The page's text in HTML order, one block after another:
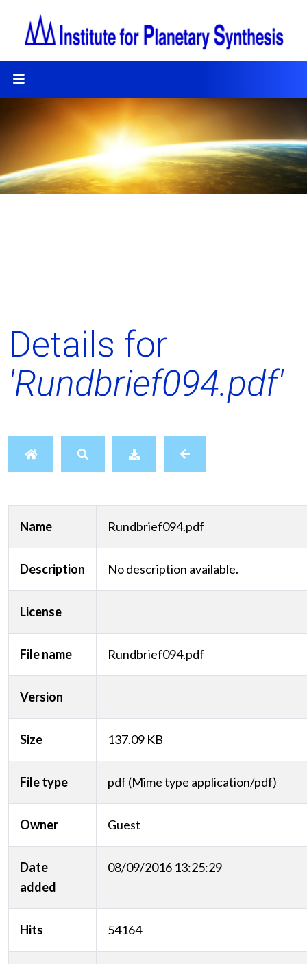
Details for
'Rundbrief094.pdf'
Name Rundbrief094.pdf
Description No description available.
License
File name Rundbrief094.pdf
Version
Size 137.09 KB
File type pdf (Mime type application/pdf)
Owner Guest
Date
added
08/09/2016 13:25:29
Hits 54164